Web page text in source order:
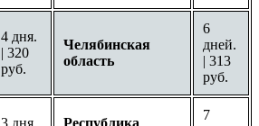
4 дня.
| 320
руб.
Челябинская
область
6
дней.
| 313
руб.
7